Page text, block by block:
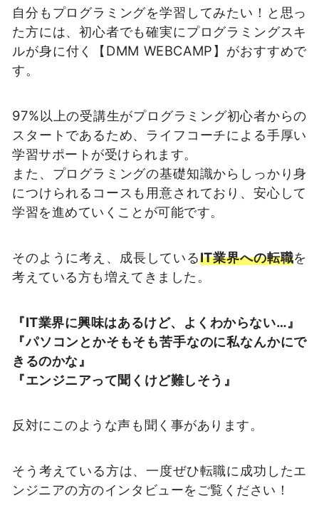
自分もプログラミングを学習してみたい！と思っ
た方には、初心者でも確実にプログラミングスキ
ルが身に付く【DMM WEBCAMP】がおすすめで
す。
97%以上の受講生がプログラミング初心者からの
スタートであるため、ライフコーチによる手厚い
学習サポートが受けられます。
また、プログラミングの基礎知識からしっかり身
につけられるコースも用意されており、安心して
学習を進めていくことが可能です。
そのように考え、成長しているIT業界への転職を
考えている方も増えてきました。
『IT業界に興味はあるけど、よくわからない…』
『パソコンとかそもそも苦手なのに私なんかにで
きるのかな』
『エンジニアって聞くけど難しそう』
反対にこのような声も聞く事があります。
そう考えている方は、一度ぜひ転職に成功したエ
ンジニアの方のインタビューをご覧ください！